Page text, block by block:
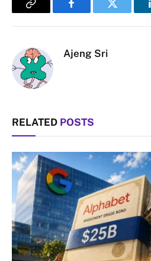
Copy
FacebookTwitter
Ajeng Sri
RELATED POSTS